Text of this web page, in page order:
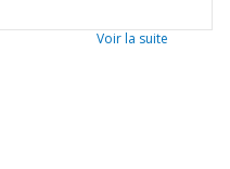
Voir la suite